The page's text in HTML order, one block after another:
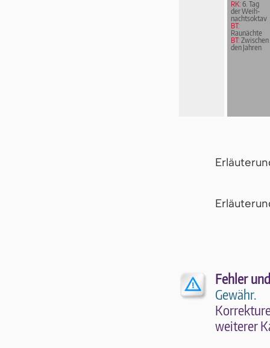
RK: 6. Tag
der Weih­
nachts­ok­tav
BT:
Raunächte
BT: Zwischen
den Jahren
Fehler
Gewähr.
wei­te­rer